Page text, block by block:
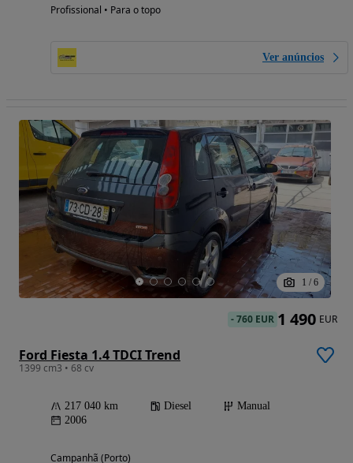
Profissional • Para o topo
Ver anúncios
1 / 6
Ford Fiesta 1.4 TDCI Trend
1399 cm3 • 68 cv
217 040 km Diesel
Manual
2006
Campanhã (Porto)
-760 EUR 1 490 EUR